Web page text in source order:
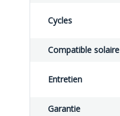
Cycles
Compatible solaire
Entretien
Garantie